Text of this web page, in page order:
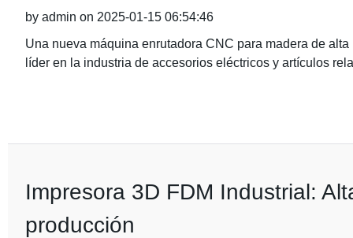
by admin on 2025-01-15 06:54:46
Una nueva máquina enrutadora CNC para madera de
líder en la industria de accesorios eléctricos y artículos
Impresora 3D FDM Industrial:
producción